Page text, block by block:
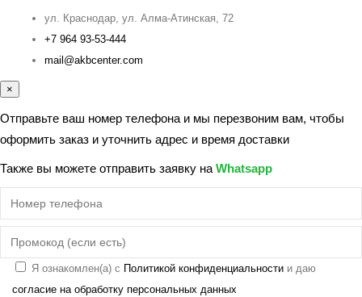
ул. Краснодар, ул. Алма-Атинская, 72
+7 964 93-53-444
mail@akbcenter.com
×
Отправьте ваш номер телефона и мы перезвоним вам, чтобы
оформить заказ и уточнить адрес и время доставки
Также вы можете отправить заявку наWhatsapp
Я ознакомлен(а) с Политикой конфиденциальности и даю
согласие на обработку персональных данных